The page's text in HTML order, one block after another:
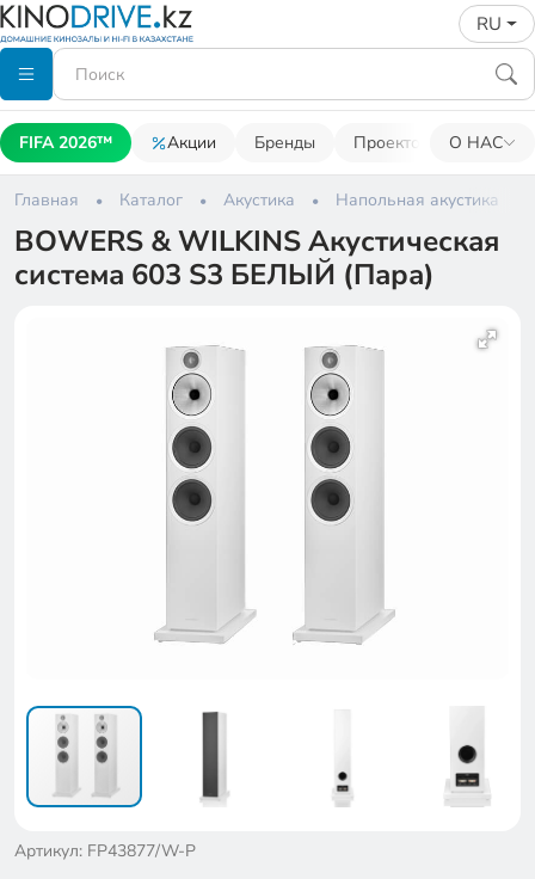
RU
FIFA 2026™ Акции Бренды Проекторы О НАС
Главная Каталог Акустика Напольная акустика
BOWERS & WILKINS Акустическая
система 603 S3 БЕЛЫЙ (Пара)
Артикул: FP43877/W-P